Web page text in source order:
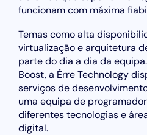
funcionam com máxima
Temas como alta
virtualização e arquitetura
parte do dia a dia da
Boost, a Érre Technology
serviços de
uma equipa de
diferentes tecnologias e
digital.